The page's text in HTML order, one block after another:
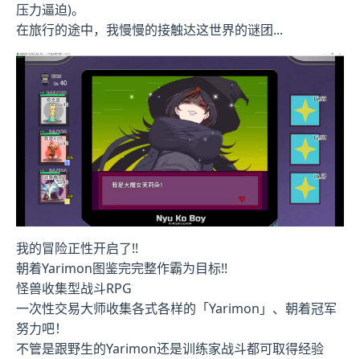
压力逼迫)。
在旅行的途中，我慢慢的接触达这世界的谜团...
我的冒险正性开启了!!
朝着Yarimon图鉴完完整作霸为目标!!
怪兽收集型战斗RPG
一次性交易大师收集各式各样的「Yarimon」、朝着冠军
努力吧！
不管是跟野生的Yarimon还是训练家战斗都可取得经验